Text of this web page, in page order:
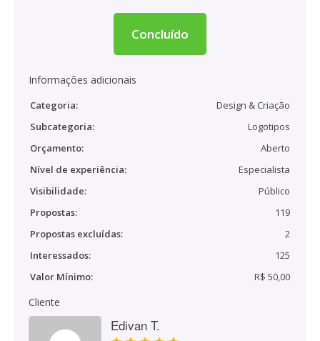
Concluído
Informações adicionais
Categoria:
Design & Criação
Subcategoria:
Logotipos
Orçamento:
Aberto
Nível de experiência:
Especialista
Visibilidade:
Público
Propostas:
119
Propostas excluídas:
2
Interessados:
125
Valor Mínimo:
R$ 50,00
Cliente
Edivan T.